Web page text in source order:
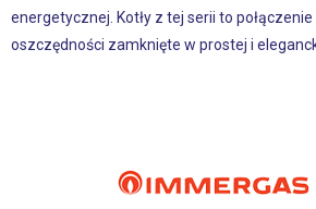
energetycznej. Kotły z tej serii to
oszczędności zamknięte w prostej i